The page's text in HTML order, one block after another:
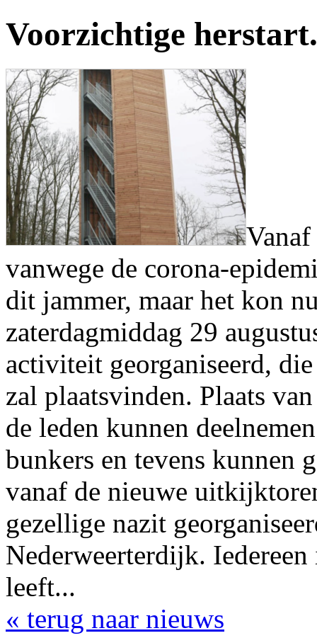
Voorzichtige
vanwege de corona-
dit jammer, maar het kon
zaterdagmiddag 29
activiteit georganiseerd,
zal plaatsvinden. Plaats
de leden kunnen
bunkers en tevens kunnen
vanaf de nieuwe
gezellige nazit
Nederweerterdijk.
leeft...
« terug naar nieuws